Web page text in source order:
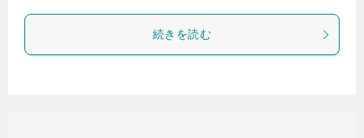
続きを読む